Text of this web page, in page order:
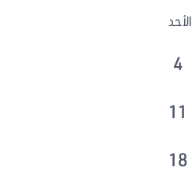
الأحد
4
11
18